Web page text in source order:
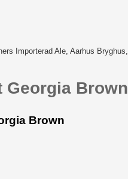
Importerad Ale, Aarhus Bryghus,
Georgia Brown
Brown